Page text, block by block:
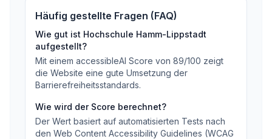
Häufig gestellte Fragen (FAQ)
Wie gut ist Hochschule Hamm-Lippstadt
aufgestellt?
Mit einem accessibleAI Score von 89/100 zeigt
die Website eine gute Umsetzung der
Barrierefreiheitsstandards.
Wie wird der Score berechnet?
Der Wert basiert auf automatisierten Tests nach
den Web Content Accessibility Guidelines (WCAG